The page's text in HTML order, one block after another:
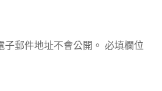
郵件地址不會公開。 必填欄位